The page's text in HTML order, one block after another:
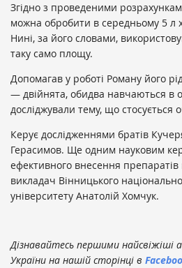
Згідно з проведеними
можна обробити в середньому 5 л
Нині, за його словами,
таку само площу.
Допомагав у роботі Роману його
— двійнята, обидва навчаються в
досліджували тему, що
Керує дослідженнями братів
Герасимов. Ще одним науковим
ефективного внесення
викладач Вінницького
університету Анатолій Хомчук.
Дізнавайтесь першими найсвіжіші
України на нашій сторінці в